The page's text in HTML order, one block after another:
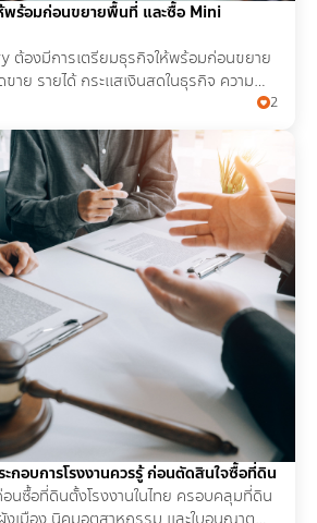
พร้อมก่อนขยายพื้นที่ และซื้อ Mini
ต้องมีการเตรียมธุรกิจให้พร้อมก่อนขยาย
าย รายได้ กระแสเงินสดในธุรกิจ ความ
ะซื้อ ความน่าเชื่อถือ
2
กอบการโรงงานควรรู้ ก่อนตัดสินใจซื้อที่ดิน
ซื้อที่ดินตั้งโรงงานในไทย ครอบคลุมที่ดิน